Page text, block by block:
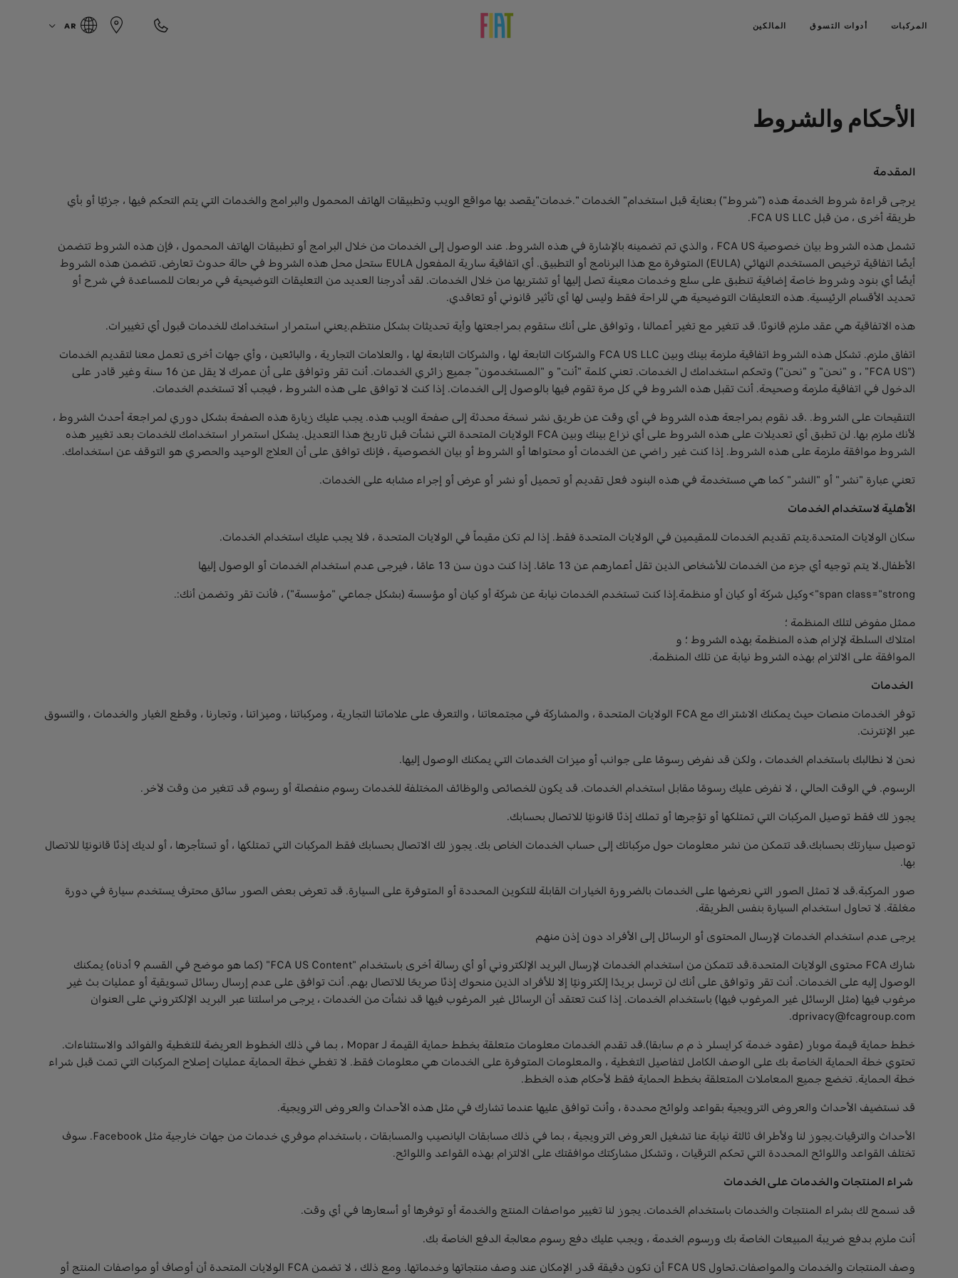
المركبات أدوات التسوق المالكين AR
الأحكام والشروط
المقدمة
يرجى قراءة شروط الخدمة هذه ("شروط") بعناية قبل استخدام" الخدمات ".خدمات"يقصد بها مواقع الويب وتطبيقات الهاتف المحمول والبرامج والخدمات التي يتم التحكم فيها ، جزئيًا أو بأي
طريقة أخرى ، من قبل FCA US LLC.
تشمل هذه الشروط بيان خصوصية FCA US ، والذي تم تضمينه بالإشارة في هذه الشروط. عند الوصول إلى الخدمات من خلال البرامج أو تطبيقات الهاتف المحمول ، فإن هذه الشروط تتضمن
أيضًا اتفاقية ترخيص المستخدم النهائي (EULA) المتوفرة مع هذا البرنامج أو التطبيق. أي اتفاقية سارية المفعول EULA ستحل محل هذه الشروط في حالة حدوث تعارض. تتضمن هذه الشروط
أيضًا أي بنود وشروط خاصة إضافية تنطبق على سلع وخدمات معينة تصل إليها أو تشتريها من خلال الخدمات. لقد أدرجنا العديد من التعليقات التوضيحية في مربعات للمساعدة في شرح أو
تحديد الأقسام الرئيسية. هذه التعليقات التوضيحية هي للراحة فقط وليس لها أي تأثير قانوني أو تعاقدي.
هذه الاتفاقية هي عقد ملزم قانونًا. قد تتغير مع تغير أعمالنا ، وتوافق على أنك ستقوم بمراجعتها وأية تحديثات بشكل منتظم.يعني استمرار استخدامك للخدمات قبول أي تغييرات.
اتفاق ملزم. تشكل هذه الشروط اتفاقية ملزمة بينك وبين FCA US LLC والشركات التابعة لها ، والشركات التابعة لها ، والعلامات التجارية ، والبائعين ، وأي جهات أخرى تعمل معنا لتقديم الخدمات
("FCA US" ، و "نحن" و "نحن") وتحكم استخدامك ل الخدمات. تعني كلمة "أنت" و "المستخدمون" جميع زائري الخدمات. أنت تقر وتوافق على أن عمرك لا يقل عن 16 سنة وغير قادر على
الدخول في اتفاقية ملزمة وصحيحة. أنت تقبل هذه الشروط في كل مرة تقوم فيها بالوصول إلى الخدمات. إذا كنت لا توافق على هذه الشروط ، فيجب ألا تستخدم الخدمات.
التنقيحات على الشروط. .قد نقوم بمراجعة هذه الشروط في أي وقت عن طريق نشر نسخة محدثة إلى صفحة الويب هذه. يجب عليك زيارة هذه الصفحة بشكل دوري لمراجعة أحدث الشروط ،
لأنك ملزم بها. لن تطبق أي تعديلات على هذه الشروط على أي نزاع بينك وبين FCA الولايات المتحدة التي نشأت قبل تاريخ هذا التعديل. يشكل استمرار استخدامك للخدمات بعد تغيير هذه
الشروط موافقة ملزمة على هذه الشروط. إذا كنت غير راضي عن الخدمات أو محتواها أو الشروط أو بيان الخصوصية ، فإنك توافق على أن العلاج الوحيد والحصري هو التوقف عن استخدامك.
تعني عبارة "نشر" أو "النشر" كما هي مستخدمة في هذه البنود فعل تقديم أو تحميل أو نشر أو عرض أو إجراء مشابه على الخدمات.
الأهلية لاستخدام الخدمات
سكان الولايات المتحدة.يتم تقديم الخدمات للمقيمين في الولايات المتحدة فقط. إذا لم تكن مقيماً في الولايات المتحدة ، فلا يجب عليك استخدام الخدمات.
الأطفال.لا يتم توجيه أي جزء من الخدمات للأشخاص الذين تقل أعمارهم عن 13 عامًا. إذا كنت دون سن 13 عامًا ، فيرجى عدم استخدام الخدمات أو الوصول إليها
span class="strong">وكيل شركة أو كيان أو منظمة.إذا كنت تستخدم الخدمات نيابة عن شركة أو كيان أو مؤسسة (بشكل جماعي "مؤسسة") ، فأنت تقر وتضمن أنك:.
ممثل مفوض لتلك المنظمة ؛
امتلاك السلطة لإلزام هذه المنظمة بهذه الشروط ؛ و
الموافقة على الالتزام بهذه الشروط نيابة عن تلك المنظمة.
الخدمات
توفر الخدمات منصات حيث يمكنك الاشتراك مع FCA الولايات المتحدة ، والمشاركة في مجتمعاتنا ، والتعرف على علاماتنا التجارية ، ومركباتنا ، وميزاتنا ، وتجارنا ، وقطع الغيار والخدمات ، والتسوق
عبر الإنترنت.
نحن لا نطالبك باستخدام الخدمات ، ولكن قد نفرض رسومًا على جوانب أو ميزات الخدمات التي يمكنك الوصول إليها.
الرسوم. في الوقت الحالي ، لا نفرض عليك رسومًا مقابل استخدام الخدمات. قد يكون للخصائص والوظائف المختلفة للخدمات رسوم منفصلة أو رسوم قد تتغير من وقت لآخر.
يجوز لك فقط توصيل المركبات التي تمتلكها أو تؤجرها أو تملك إذنًا قانونيًا للاتصال بحسابك.
توصيل سيارتك بحسابك.قد تتمكن من نشر معلومات حول مركباتك إلى حساب الخدمات الخاص بك. يجوز لك الاتصال بحسابك فقط المركبات التي تمتلكها ، أو تستأجرها ، أو لديك إذنًا قانونيًا للاتصال
بها.
صور المركبة.قد لا تمثل الصور التي نعرضها على الخدمات بالضرورة الخيارات القابلة للتكوين المحددة أو المتوفرة على السيارة. قد تعرض بعض الصور سائق محترف يستخدم سيارة في دورة
مغلقة. لا تحاول استخدام السيارة بنفس الطريقة.
يرجى عدم استخدام الخدمات لإرسال المحتوى أو الرسائل إلى الأفراد دون إذن منهم
شارك FCA محتوى الولايات المتحدة.قد تتمكن من استخدام الخدمات لإرسال البريد الإلكتروني أو أي رسالة أخرى باستخدام "FCA US Content" (كما هو موضح في القسم 9 أدناه) يمكنك
الوصول إليه على الخدمات. أنت تقر وتوافق على أنك لن ترسل بريدًا إلكترونيًا إلا للأفراد الذين منحوك إذنًا صريحًا للاتصال بهم. أنت توافق على عدم إرسال رسائل تسويقية أو عمليات بث غير
مرغوب فيها (مثل الرسائل غير المرغوب فيها) باستخدام الخدمات. إذا كنت تعتقد أن الرسائل غير المرغوب فيها قد نشأت من الخدمات ، يرجى مراسلتنا عبر البريد الإلكتروني على العنوان
dprivacy@fcagroup.com.
خطط حماية قيمة موبار (عقود خدمة كرايسلر ذ م م سابقا).قد تقدم الخدمات معلومات متعلقة بخطط حماية القيمة لـ Mopar ، بما في ذلك الخطوط العريضة للتغطية والفوائد والاستثناءات.
تحتوي خطة الحماية الخاصة بك على الوصف الكامل لتفاصيل التغطية ، والمعلومات المتوفرة على الخدمات هي معلومات فقط. لا تغطي خطة الحماية عمليات إصلاح المركبات التي تمت قبل شراء
خطة الحماية. تخضع جميع المعاملات المتعلقة بخطط الحماية فقط لأحكام هذه الخطط.
قد نستضيف الأحداث والعروض الترويجية بقواعد ولوائح محددة ، وأنت توافق عليها عندما تشارك في مثل هذه الأحداث والعروض الترويجية.
الأحداث والترقيات.يجوز لنا ولأطراف ثالثة نيابة عنا تشغيل العروض الترويجية ، بما في ذلك مسابقات اليانصيب والمسابقات ، باستخدام موفري خدمات من جهات خارجية مثل Facebook. سوف
تختلف القواعد واللوائح المحددة التي تحكم الترقيات ، وتشكل مشاركتك موافقتك على الالتزام بهذه القواعد واللوائح.
شراء المنتجات والخدمات على الخدمات
قد نسمح لك بشراء المنتجات والخدمات باستخدام الخدمات. يجوز لنا تغيير مواصفات المنتج والخدمة أو توفرها أو أسعارها في أي وقت.
أنت ملزم بدفع ضريبة المبيعات الخاصة بك ورسوم الخدمة ، ويجب عليك دفع رسوم معالجة الدفع الخاصة بك.
وصف المنتجات والخدمات والمواصفات.تحاول FCA US أن تكون دقيقة قدر الإمكان عند وصف منتجاتها وخدماتها. ومع ذلك ، لا تضمن FCA الولايات المتحدة أن أوصاف أو مواصفات المنتج أو